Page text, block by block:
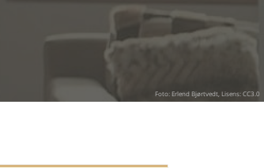
Foto: Erlend Bjørtvedt, Lisens: CC3.0